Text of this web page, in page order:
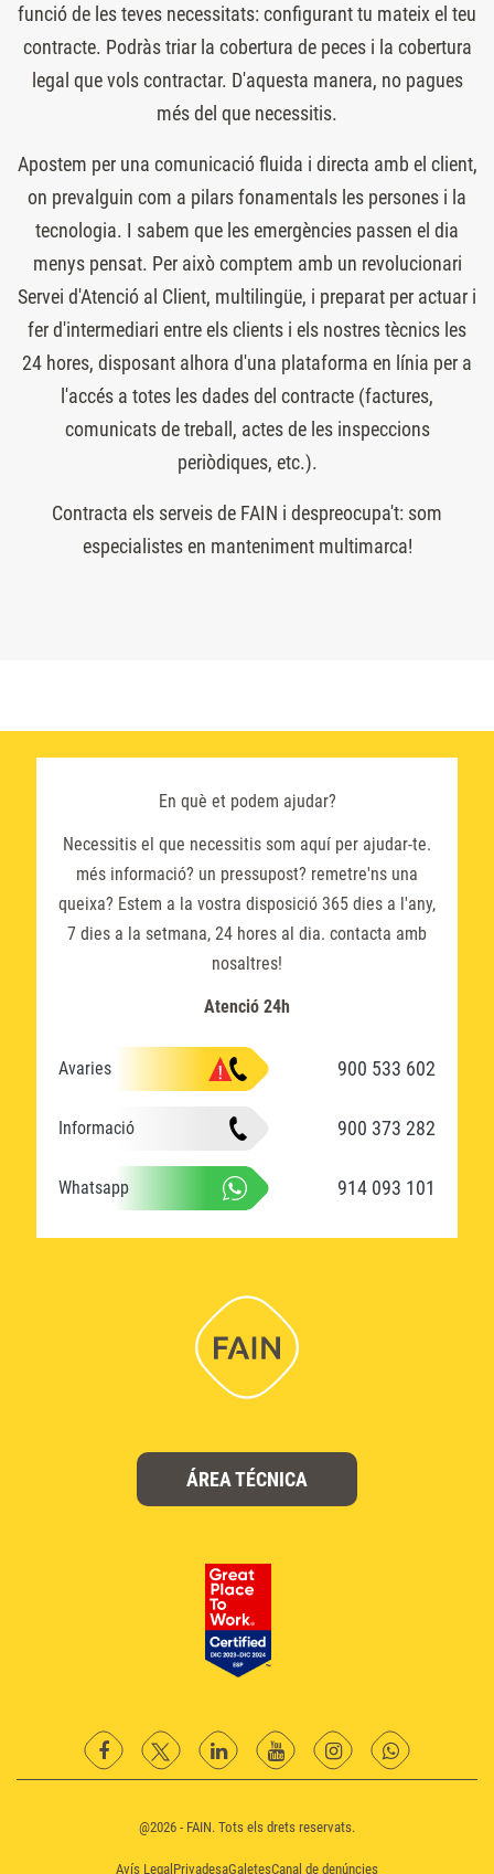
funció de les teves necessitats: configurant tu mateix el teu
contracte. Podràs triar la cobertura de peces i la cobertura
legal que vols contractar. D'aquesta manera, no pagues
més del que necessitis.
Apostem per una comunicació fluida i directa amb el client,
on prevalguin com a pilars fonamentals les persones i la
tecnologia. I sabem que les emergències passen el dia
menys pensat. Per això comptem amb un revolucionari
Servei d'Atenció al Client, multilingüe, i preparat per actuar i
fer d'intermediari entre els clients i els nostres tècnics les
24 hores, disposant alhora d'una plataforma en línia per a
l'accés a totes les dades del contracte (factures,
comunicats de treball, actes de les inspeccions
periòdiques, etc.).
Contracta els serveis de FAIN i despreocupa't: som
especialistes en manteniment multimarca!
En què et podem ajudar?
Necessitis el que necessitis som aquí per ajudar-te.
més informació? un pressupost? remetre'ns una
queixa? Estem a la vostra disposició 365 dies a l'any,
7 dies a la setmana, 24 hores al dia. contacta amb
nosaltres!
Atenció 24h
Avaries 900 533 602
Informació 900 373 282
Whatsapp 914 093 101
ÁREA TÉCNICA
facebooktwitter LinkedinYouTubeinstagramWhatsapp
@2026 - FAIN. Tots els drets reservats.
Avís Legal PrivadesaGaletesCanal de denúncies